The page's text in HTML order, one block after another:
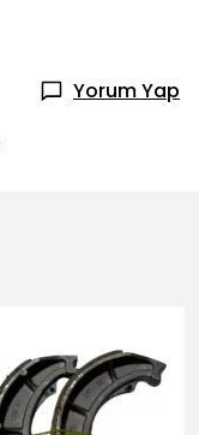
Yorum Yap